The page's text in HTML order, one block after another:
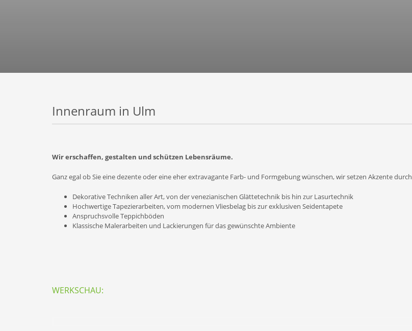
Innenraum in Ulm
Wir erschaffen, gestalten und schützen Lebensräume.
Ganz egal ob Sie eine dezente oder eine eher extravagante Farb- und Formgebung wünschen, wir setzen Akzente durch
Dekorative Techniken aller Art, von der venezianischen Glättetechnik bis hin zur Lasurtechnik
Hochwertige Tapezierarbeiten, vom modernen Vliesbelag bis zur exklusiven Seidentapete
Anspruchsvolle Teppichböden
Klassische Malerarbeiten und Lackierungen für das gewünschte Ambiente
WERKSCHAU: